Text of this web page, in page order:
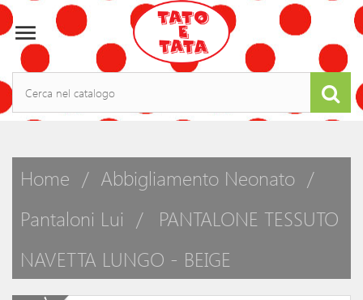

Home
Abbigliamento Neonato
Pantaloni Lui
PANTALONE TESSUTO
NAVETTA LUNGO - BEIGE